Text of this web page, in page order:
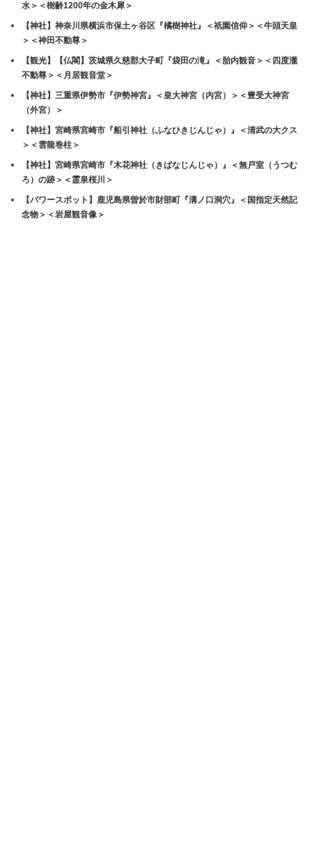
水＞＜樹齢1200年の金木犀＞
【神社】神奈川県横浜市保土ヶ谷区『橘樹神社』＜祇園信仰＞＜牛頭天皇
＞＜神田不動尊＞
【観光】【仏閣】茨城県久慈郡大子町『袋田の滝』＜胎内観音＞＜四度瀧
不動尊＞＜月居観音堂＞
【神社】三重県伊勢市『伊勢神宮』＜皇大神宮（内宮）＞＜豊受大神宮
（外宮）＞
【神社】宮崎県宮崎市『船引神社（ふなひきじんじゃ）』＜清武の大クス
＞＜雲龍巻柱＞
【神社】宮崎県宮崎市『木花神社（きばなじんじゃ）』＜無戸室（うつむ
ろ）の跡＞＜霊泉桜川＞
【パワースポット】鹿児島県曽於市財部町『溝ノ口洞穴』＜国指定天然記
念物＞＜岩屋観音像＞